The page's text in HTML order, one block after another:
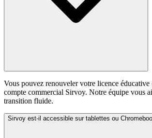
Vous pouvez renouveler votre licence éducative
compte commercial Sirvoy. Notre équipe vous
transition fluide.
Sirvoy est-il accessible sur tablettes ou